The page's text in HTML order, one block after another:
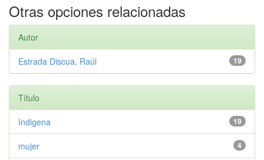
Otras opciones relacionadas
Autor
19
Estrada Discua, Raúl
Título
19
Indigena
4
mujer